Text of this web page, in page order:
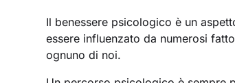
Il benessere psicologico è un
essere influenzato da numerosi
ognuno di noi.